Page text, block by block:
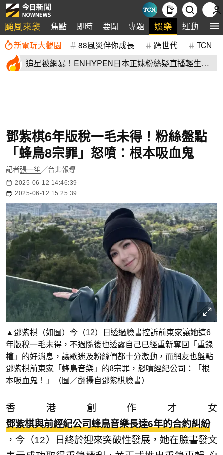
颱風來襲 焦點 即時 要聞 專題 娛樂 運動 全
新電玩大觀園 88風災伴你成長 跨世代 TCN
追星被網暴！ENHYPEN日本正妹粉絲疑直播輕生
鄧紫棋6年版稅一毛未得！粉絲盤點
「蜂鳥8宗罪」怒噴：根本吸血鬼
記者張一笙／台北報導
2025-06-12 14:46:39
2025-06-12 15:25:39
▲鄧紫棋（如圖）今（12）日透過臉書控訴前東家讓她這6
年版稅一毛未得，不過隨後也透露自己已經重新奪回「重錄
權」的好消息，讓歌迷及粉絲們都十分激動，而網友也盤點
鄧紫棋前東家「蜂鳥音樂」的8宗罪，怒噴經紀公司：「根
本吸血鬼！」（圖／翻攝自鄧紫棋臉書）
香港創作才女
鄧紫棋與前經紀公司蜂鳥音樂長達6年的合約糾紛
，今（12）日終於迎來突破性發展，她在臉書發文